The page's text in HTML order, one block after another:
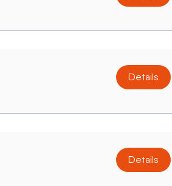
Details
Details